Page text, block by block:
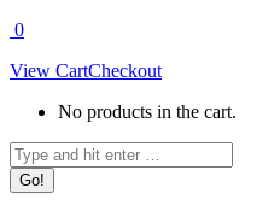
0
View CartCheckout
No products in the cart.
Search: